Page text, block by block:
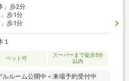
」歩2分
歩1分
歩1分
１
ペット可
スーパーまで徒歩5分
以内
ルルーム公開中＜来場予約受付中